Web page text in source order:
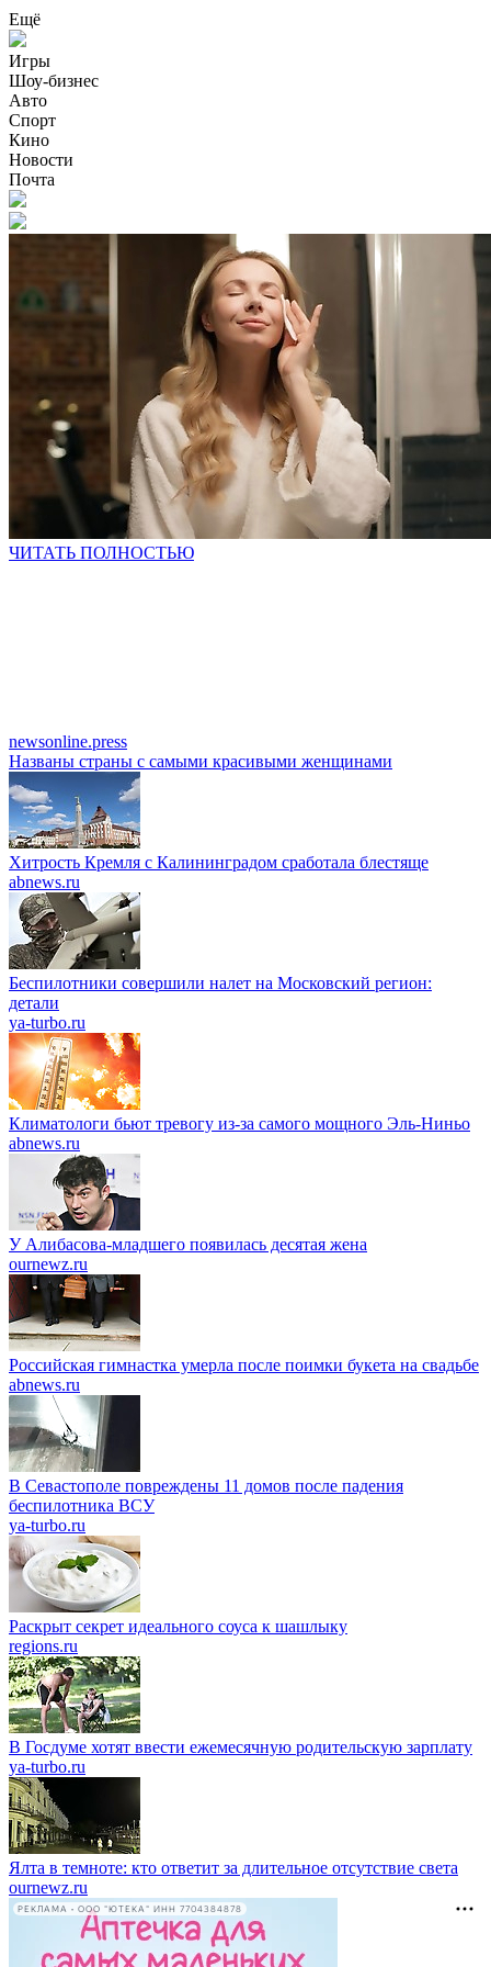
Ещё
Игры
Шоу-бизнес
Авто
Спорт
Кино
Новости
Почта
ЧИТАТЬ ПОЛНОСТЬЮ
newsonline.press
Названы страны с самыми красивыми женщинами
Хитрость Кремля с Калининградом сработала блестяще
abnews.ru
Беспилотники совершили налет на Московский регион:
детали
ya-turbo.ru
Климатологи бьют тревогу из-за самого мощного Эль-Ниньо
abnews.ru
У Алибасова-младшего появилась десятая жена
ournewz.ru
Российская гимнастка умерла после поимки букета на свадьбе
abnews.ru
В Севастополе повреждены 11 домов после падения
беспилотника ВСУ
ya-turbo.ru
Раскрыт секрет идеального соуса к шашлыку
regions.ru
В Госдуме хотят ввести ежемесячную родительскую зарплату
ya-turbo.ru
Ялта в темноте: кто ответит за длительное отсутствие света
ournewz.ru
РЕКЛАМА • ООО "ЮТЕКА" ИНН 7704384878